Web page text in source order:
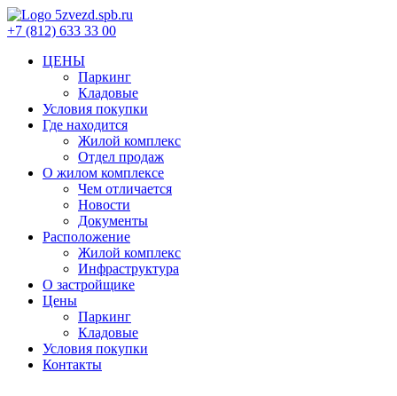
+7 (812) 633 33 00
ЦЕНЫ
Паркинг
Кладовые
Условия покупки
Где находится
Жилой комплекс
Отдел продаж
О жилом комплексе
Чем отличается
Новости
Документы
Расположение
Жилой комплекс
Инфраструктура
О застройщике
Цены
Паркинг
Кладовые
Условия покупки
Контакты